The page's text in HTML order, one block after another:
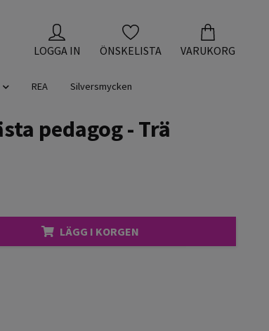
LOGGA IN ÖNSKELISTA VARUKORG
REA Silversmycken
pedagog - Trä
LÄGG I KORGEN